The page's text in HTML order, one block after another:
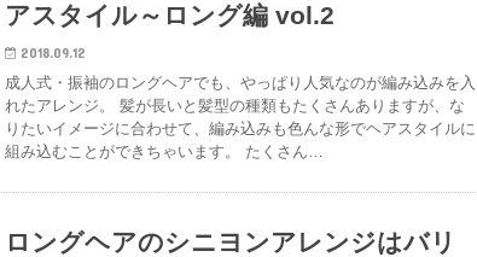
アスタイル～ロング編 vol.2
2018.09.12
成人式・振袖のロングヘアでも、やっぱり人気なのが編み込みを入
れたアレンジ。 髪が長いと髪型の種類もたくさんありますが、な
りたいイメージに合わせて、編み込みも色んな形でヘアスタイルに
組み込むことができちゃいます。 たくさん…
ロングヘアのシニヨンアレンジはバリ